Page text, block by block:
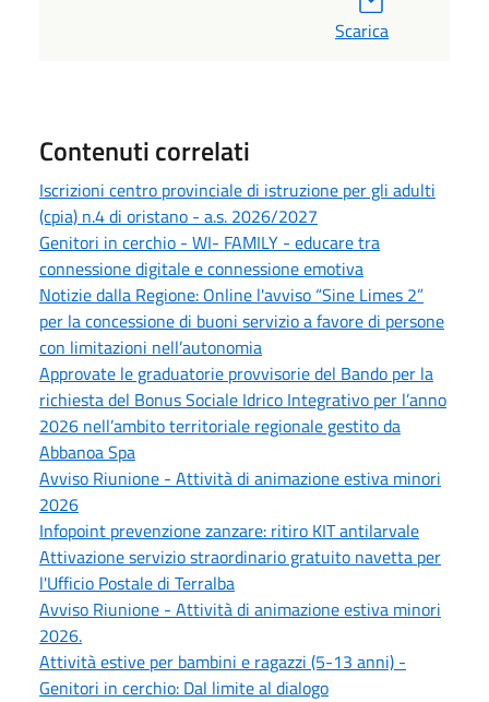
Scarica
Contenuti correlati
Iscrizioni centro provinciale di istruzione per gli adulti
(cpia) n.4 di oristano - a.s. 2026/2027
Genitori in cerchio - WI- FAMILY - educare tra
connessione digitale e connessione emotiva
Notizie dalla Regione: Online l'avviso “Sine Limes 2”
per la concessione di buoni servizio a favore di persone
con limitazioni nell’autonomia
Approvate le graduatorie provvisorie del Bando per la
richiesta del Bonus Sociale Idrico Integrativo per l’anno
2026 nell’ambito territoriale regionale gestito da
Abbanoa Spa
Avviso Riunione - Attività di animazione estiva minori
2026
Infopoint prevenzione zanzare: ritiro KIT antilarvale
Attivazione servizio straordinario gratuito navetta per
l'Ufficio Postale di Terralba
Avviso Riunione - Attività di animazione estiva minori
2026.
Attività estive per bambini e ragazzi (5-13 anni) -
Genitori in cerchio: Dal limite al dialogo